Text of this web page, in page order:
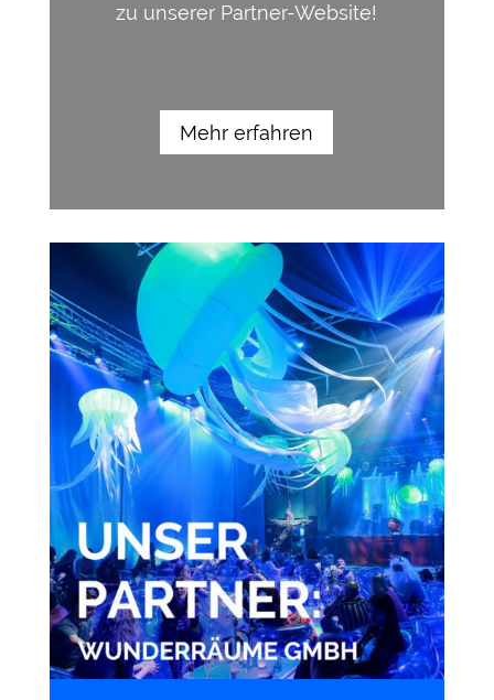
zu unserer Partner-Website!
Mehr erfahren